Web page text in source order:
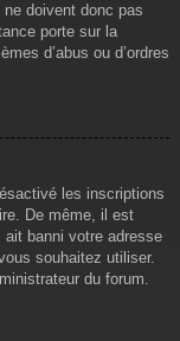
doivent donc pas
porte sur la
d’abus ou d’ordres
les inscriptions
De même, il est
ait banni votre adresse
souhaitez utiliser.
du forum.